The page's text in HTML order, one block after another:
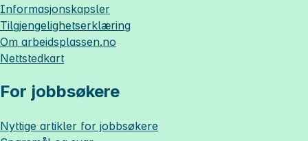
Informasjonskapsler
Tilgjengelighetserklæring
Om arbeidsplassen.no
Nettstedkart
For jobbsøkere
Nyttige artikler for jobbsøkere